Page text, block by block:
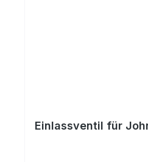
Einlassventil für